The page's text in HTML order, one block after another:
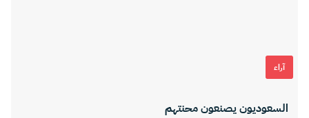
آراء
السعوديون يصنعون محنتهم